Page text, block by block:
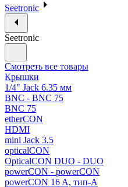
Seetronic
Seetronic
Смотреть все товары
Крышки
1/4" Jack 6.35 мм
BNC - BNC 75
BNC 75
etherCON
HDMI
mini Jack 3.5
opticalCON
OpticalCON DUO - DUO
powerCON - powerCON
powerCON 16 A, тип-A